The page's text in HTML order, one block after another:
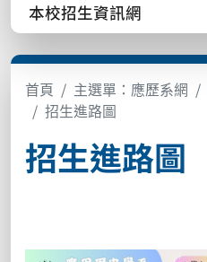
本校招生資訊網
首頁 主選單：應歷系網
招生進路圖
招生進路圖